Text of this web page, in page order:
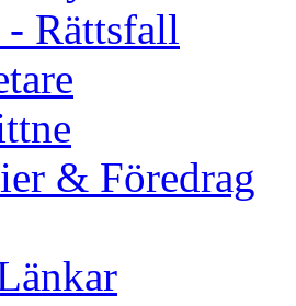
Rättsfall
& Föredrag